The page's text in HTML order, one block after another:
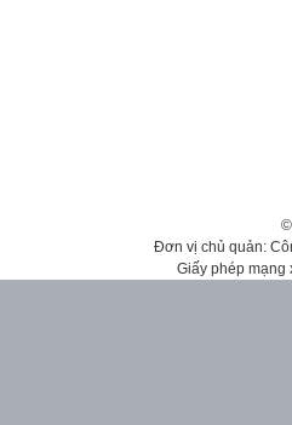
Đơn vị chủ quản:
Giấy phép mạng